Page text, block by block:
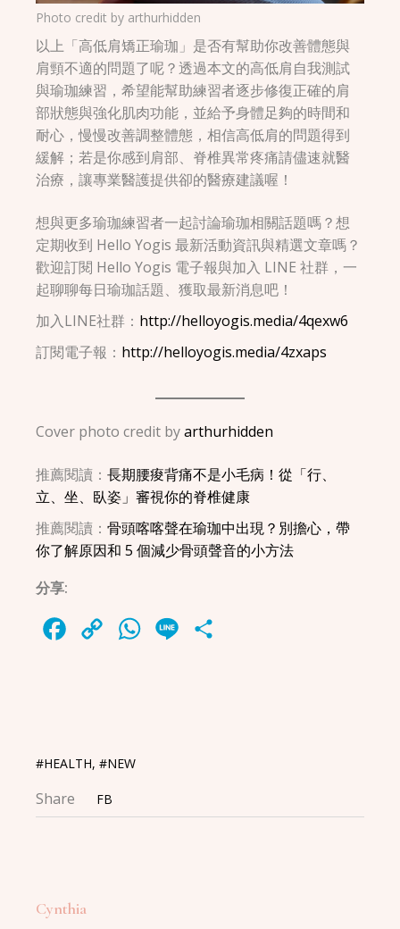
Photo credit by arthurhidden
以上「高低肩矯正瑜珈」是否有幫助你改善體態與
肩頸不適的問題了呢？透過本文的高低肩自我測試
與瑜珈練習，希望能幫助練習者逐步修復正確的肩
部狀態與強化肌肉功能，並給予身體足夠的時間和
耐心，慢慢改善調整體態，相信高低肩的問題得到
緩解；若是你感到肩部、脊椎異常疼痛請儘速就醫
治療，讓專業醫護提供卻的醫療建議喔！
想與更多瑜珈練習者一起討論瑜珈相關話題嗎？想
定期收到 Hello Yogis 最新活動資訊與精選文章嗎？
歡迎訂閱 Hello Yogis 電子報與加入 LINE 社群，一
起聊聊每日瑜珈話題、獲取最新消息吧！
加入LINE社群： http://helloyogis.media/4qexw6
訂閱電子報： http://helloyogis.media/4zxaps
Cover photo credit byarthurhidden
推薦閱讀：長期腰痠背痛不是小毛病！從「行、
立、坐、臥姿」審視你的脊椎健康
推薦閱讀：骨頭喀喀聲在瑜珈中出現？別擔心，帶
你了解原因和 5 個減少骨頭聲音的小方法
分享:
Facebook
Copy
WhatsApp
Line
#HEALTH,#NEW
Share FB
Cynthia